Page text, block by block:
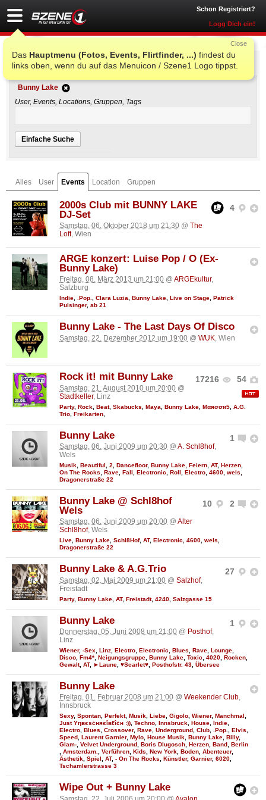
Schon Registriert?
Logg Dich ein!
Das Hauptmenu (Fotos, Events, Flirtfinder, ...) findest du
links oben, wenn du auf das Menuicon / Szene1 Logo tippst.
Close
Einfache Suche
Bunny Lake
User, Events, Locations, Gruppen, Tags
Einfache Suche
Alles User Events Location Gruppen
4
2000s Club mit BUNNY LAKE
DJ-Set
Samstag, 06. Oktober 2018 um 21:30 @ The
Loft, Wien
ARGE konzert: Luise Pop / O (Ex-
Bunny Lake)
Freitag, 08. März 2013 um 21:00 @ ARGEkultur,
Salzburg
Indie, .Pop., Clara Luzia, Bunny Lake, Live on Stage, Patrick
Pulsinger, ab 21
Bunny Lake - The Last Days Of Disco
Samstag, 22. Dezember 2012 um 19:00 @ WUK , Wien
17216 54
Rock it! mit Bunny Lake
Samstag, 21. August 2010 um 20:00 @
Stadtkeller, Linz
Party, Rock Beat, Skabucks Maya Bunny Lake Мαяσσи5 A.G.
Trio Freikarten
1
Bunny Lake
Samstag, 06. Juni 2009 um 20:30 @ A. Schl8hof,
Wels
Musik Beautiful 2 Dancefloor, Bunny Lake Feiern AT, Herzen
On The Rocks
Rave Fall Electronic Roll Electro 4600 wels
Dragonerstraße 22
10 2
Bunny Lake @ Schl8hof
Wels
Samstag, 06. Juni 2009 um 20:00 @ Alter
Schl8hof, Wels
Live, Bunny Lake, Schl8Hof, AT, Electronic, 4600, wels,
Dragonerstraße 22
27
Bunny Lake & A.G.Trio
Samstag, 02. Mai 2009 um 21:00 @ Salzhof,
Freistadt
Party, Bunny Lake AT, Freistadt, 4240 Salzgasse 15
1
Bunny Lake
Donnerstag, 05. Juni 2008 um 21:00 @ Posthof,
Linz
Wiener, -Sex Linz Electro Electronic Blues Rave Lounge
Disco Fm4* Neigungsgruppe Bunny Lake Toxic 4020 Rocken
Gewalt, AT, ►Laune ♥Scarlet♥ Posthofstr. 43 Übersee
Bunny Lake
Freitag, 01. Februar 2008 um 21:00 @ Weekender Club,
Innsbruck
Sexy, Spontan, Perfekt, Musik, Liebe, Gigolo, Wiener, Manchmal ,
Just Υηвєѕċняєîвℓîċн :)), Techno, Innsbruck, House, Indie,
Electro, Blues, Crossover, Rave, Underground, Club, .Pop., Elvis,
Speed, Laurent Garnier, Mylo, House Musik, Bunny Lake, Billy,
Glam-, Velvet Underground, Boris Dlugosch, Herzen, Band, Berlin
, Amsterdam., Verführen, Kids, New York, Boden, Abenteuer,
Ästhetik, Spiel , AT, - On The Rocks, Künstler, Garnier, 6020,
Tschamlerstrasse 3
Wipe Out + Bunny Lake